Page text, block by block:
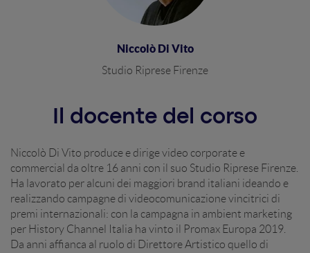
Niccolò Di Vito
Studio Riprese Firenze
Il docente del corso
Niccolò Di Vito produce e dirige video corporate e
commercial da oltre 16 anni con il suo Studio Riprese Firenze.
Ha lavorato per alcuni dei maggiori brand italiani ideando e
realizzando campagne di videocomunicazione vincitrici di
premi internazionali: con la campagna in ambient marketing
per History Channel Italia ha vinto il Promax Europa 2019.
Da anni affianca al ruolo di Direttore Artistico quello di